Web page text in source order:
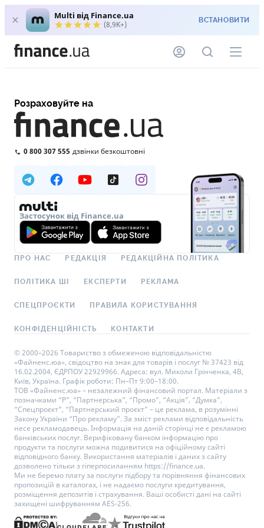
Multi від Finance.ua
(8,9K+) ВСТАНОВИТИ
Розраховуйте на
0 800 307 555 дзвінки безкоштовні
Застосунок від Finance.ua
ПРО НАС РЕДАКЦІЯ РЕДАКЦІЙНА ПОЛІТИКА
ПОЛІТИКА ШІ ЕКСПЕРТИ РЕКЛАМА
СПЕЦПРОЄКТИ ПРАВИЛА КОРИСТУВАННЯ
КОНФІДЕНЦІЙНІСТЬ КОНТАКТИ
© 2000–2026 Товариство з обмеженою відповідальністю
«Файненс.юа», свідоцтво на знак для товарів і послуг № 37423 від
16.02.2004, ЄДРПОУ 22929966. Адреса: вул. Миколи Грінченка, 4В,
Київ, Україна. Графік роботи: Пн–Пт 9:00–18:00.
ТОВ «Файненс.юа» – незалежний фінансовий портал. Матеріали з
позначками “Р”, “Партнерська”, “Промо”, “Акція”, “Думка”,
“Спецпроєкт”, “Партнерський проєкт” – це реклама, в розумінні
Закону України “Про рекламу”. За зміст реклами відповідальність
несе рекламодавець. Інформація на даній сторінці не є рекламою
банківських послуг. Верифіковану банком інформацію про
продукти та послуги можна подивитися на офіційному сайті
відповідного банку. Використання матеріалів і даних з сайту
дозволено тільки з гіперпосиланням https://finance.ua.
Ми не беремо плату за послуги підбору та порівняння фінансових
пропозицій в каталогах, і не надаємо послуги кредитування,
розміщення депозитів і страхування. Ваші особисті дані на сайті
захищені шифруванням AES-256.